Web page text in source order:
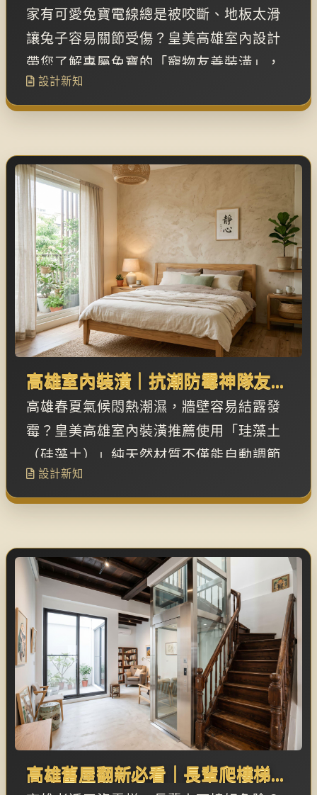
路與防滑地坪，兔兔友善裝潢打造
安全共居宅
家有可愛兔寶電線總是被咬斷、地板太滑
讓兔子容易關節受傷？皇美高雄室內設計
帶您了解專屬兔寶的「寵物友善裝潢」，
從隱藏式線槽、防滑SPC木地板到防咬材
質打造讓兔兔安心跑跳的質感共居宅。
設計新知
高雄室內裝潢｜抗潮防霉神隊友！
「珪藻土」塗料打造會呼吸的健康
居家
高雄春夏氣候悶熱潮濕，牆壁容易結露發
霉？皇美高雄室內裝潢推薦使用「珪藻土
（硅藻土）」純天然材質不僅能自動調節
室內濕氣、吸附寵物異味，師傅手工鏝抹
的紋理更為家增添迷人的日式人文氣息。
設計新知
高雄舊屋翻新必看｜長輩爬樓梯太